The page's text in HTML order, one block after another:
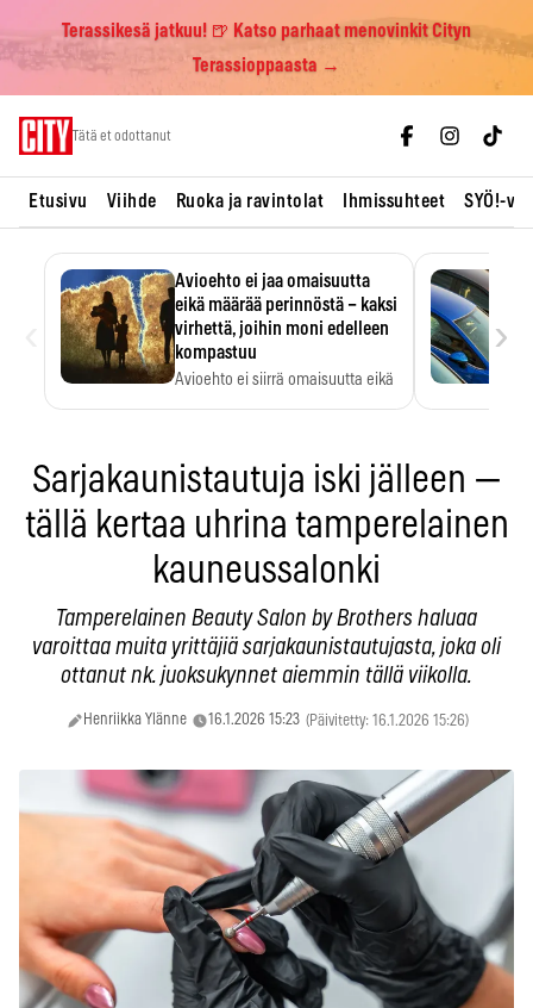
Terassikesä jatkuu! 🍺 Katso parhaat menovinkit Cityn
Terassioppaasta →
Tätä et odottanut
Etusivu Viihde Ruoka ja ravintolat Ihmissuhteet SYÖ!-
Avioehto ei jaa omaisuutta
eikä määrää perinnöstä – kaksi
virhettä, joihin moni edelleen
kompastuu
Avioehto ei siirrä omaisuutta eikä
›
Sarjakaunistautuja iski jälleen —
tällä kertaa uhrina tamperelainen
kauneussalonki
Tamperelainen Beauty Salon by Brothers haluaa
varoittaa muita yrittäjiä sarjakaunistautujasta, joka oli
ottanut nk. juoksukynnet aiemmin tällä viikolla.
Henriikka Ylänne 16.1.2026 15:23 (Päivitetty: 16.1.2026 15:26)